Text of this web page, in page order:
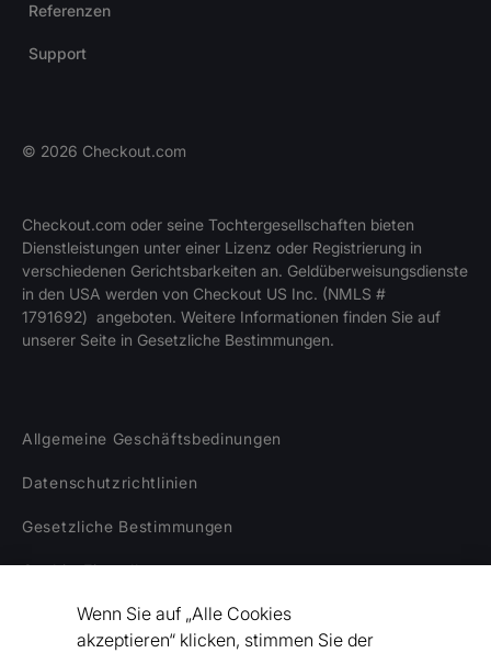
Referenzen
Support
© 2026 Checkout.com
Checkout.com oder seine Tochtergesellschaften bieten
Dienstleistungen unter einer Lizenz oder Registrierung in
verschiedenen Gerichtsbarkeiten an. Geldüberweisungsdienste
in den USA werden von Checkout US Inc. (NMLS #
1791692) angeboten. Weitere Informationen finden Sie auf
unserer Seite in Gesetzliche Bestimmungen.
Allgemeine Geschäftsbedinungen
Datenschutzrichtlinien
Gesetzliche Bestimmungen
Cookie-Einstellungen
Haftungsausschluss
Wenn Sie auf „Alle Cookies
akzeptieren“ klicken, stimmen Sie der